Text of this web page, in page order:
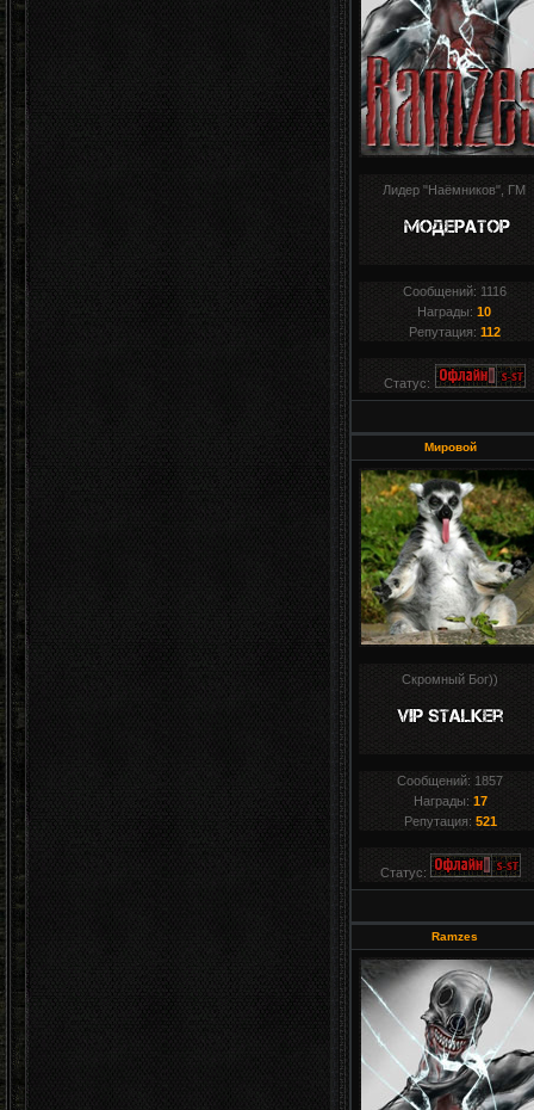
Лидер "Наёмников", ГМ
Сообщений: 1116
Награды:10
Репутация: 112
Статус:
Мировой
Скромный Бог))
Сообщений: 1857
Награды: 17
Репутация: 521
Статус:
Ramzes